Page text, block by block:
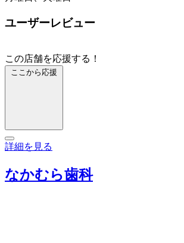
ユーザーレビュー
この店舗を応援する！
ここから応援
詳細を見る
なかむら歯科